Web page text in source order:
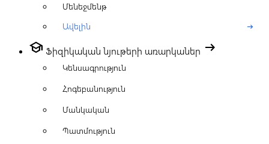
Մենեջմենթ
Ավելին
arrow_right_alt
school Ֆիզիկական նյութերի առարկաներ arrow_right_alt
Կենսագրություն
Հոգեբանություն
Մանկական
Պատմություն